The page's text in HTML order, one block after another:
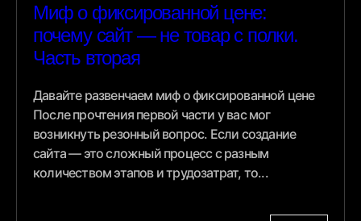
Миф о фиксированной цене:
почему сайт — не товар с полки.
Часть вторая
Давайте развенчаем миф о фиксированной цене
После прочтения первой части у вас мог
возникнуть резонный вопрос. Если создание
сайта — это сложный процесс с разным
количеством этапов и трудозатрат, то...